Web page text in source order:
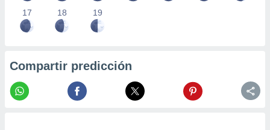
17 18 19
Compartir predicción